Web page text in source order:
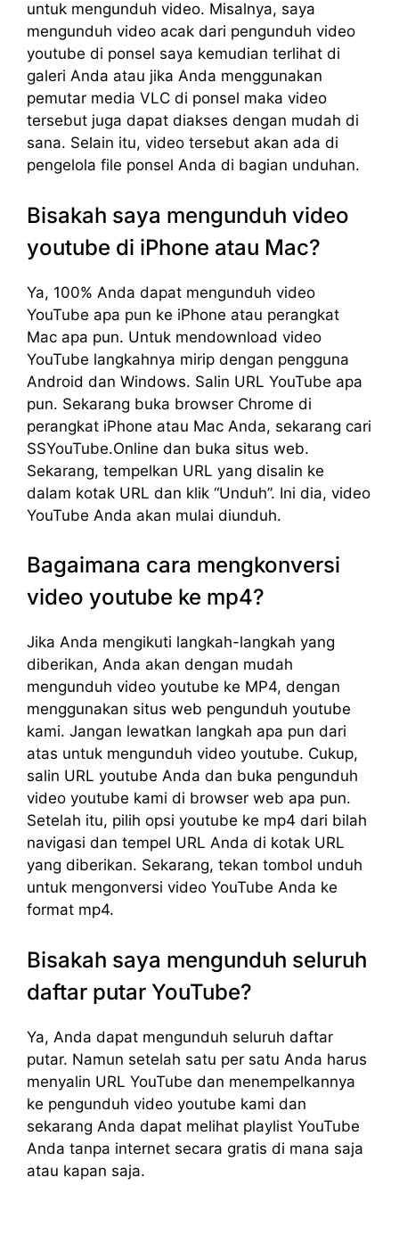
untuk mengunduh video. Misalnya, saya
mengunduh video acak dari pengunduh video
youtube di ponsel saya kemudian terlihat di
galeri Anda atau jika Anda menggunakan
pemutar media VLC di ponsel maka video
tersebut juga dapat diakses dengan mudah di
sana. Selain itu, video tersebut akan ada di
pengelola file ponsel Anda di bagian unduhan.
Bisakah saya mengunduh video
youtube di iPhone atau Mac?
Ya, 100% Anda dapat mengunduh video
YouTube apa pun ke iPhone atau perangkat
Mac apa pun. Untuk mendownload video
YouTube langkahnya mirip dengan pengguna
Android dan Windows. Salin URL YouTube apa
pun. Sekarang buka browser Chrome di
perangkat iPhone atau Mac Anda, sekarang cari
SSYouTube.Online dan buka situs web.
Sekarang, tempelkan URL yang disalin ke
dalam kotak URL dan klik “Unduh”. Ini dia, video
YouTube Anda akan mulai diunduh.
Bagaimana cara mengkonversi
video youtube ke mp4?
Jika Anda mengikuti langkah-langkah yang
diberikan, Anda akan dengan mudah
mengunduh video youtube ke MP4, dengan
menggunakan situs web pengunduh youtube
kami. Jangan lewatkan langkah apa pun dari
atas untuk mengunduh video youtube. Cukup,
salin URL youtube Anda dan buka pengunduh
video youtube kami di browser web apa pun.
Setelah itu, pilih opsi youtube ke mp4 dari bilah
navigasi dan tempel URL Anda di kotak URL
yang diberikan. Sekarang, tekan tombol unduh
untuk mengonversi video YouTube Anda ke
format mp4.
Bisakah saya mengunduh seluruh
daftar putar YouTube?
Ya, Anda dapat mengunduh seluruh daftar
putar. Namun setelah satu per satu Anda harus
menyalin URL YouTube dan menempelkannya
ke pengunduh video youtube kami dan
sekarang Anda dapat melihat playlist YouTube
Anda tanpa internet secara gratis di mana saja
atau kapan saja.